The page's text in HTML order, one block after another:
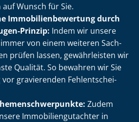
Wunsch für Sie.
Im­mo­bi­li­en­be­wer­tung durch
Prinzip: Indem wir unsere
von einem weiteren Sach­
prüfen lassen, gewährleisten wir
Qualität. So bewahren wir Sie
vor gravierenden Fehl­ent­schei­
Zudem
Im­mo­bi­li­en­gut­ach­ter in